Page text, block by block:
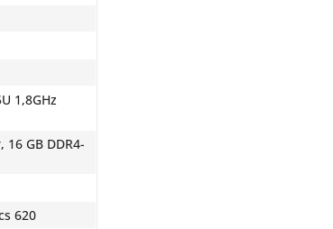
1,8GHz
GB DDR4-
620